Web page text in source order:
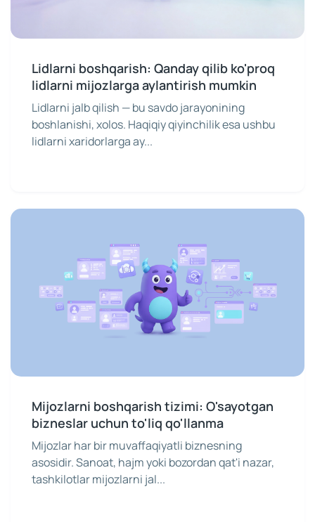
Lidlarni boshqarish: Qanday qilib ko'proq
lidlarni mijozlarga aylantirish mumkin
Lidlarni jalb qilish — bu savdo jarayonining
boshlanishi, xolos. Haqiqiy qiyinchilik esa ushbu
lidlarni xaridorlarga ay...
Mijozlarni boshqarish tizimi: O'sayotgan
bizneslar uchun to'liq qo'llanma
Mijozlar har bir muvaffaqiyatli biznesning
asosidir. Sanoat, hajm yoki bozordan qat'i nazar,
tashkilotlar mijozlarni jal...